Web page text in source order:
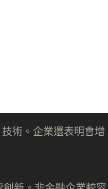
術。企業還表明會增